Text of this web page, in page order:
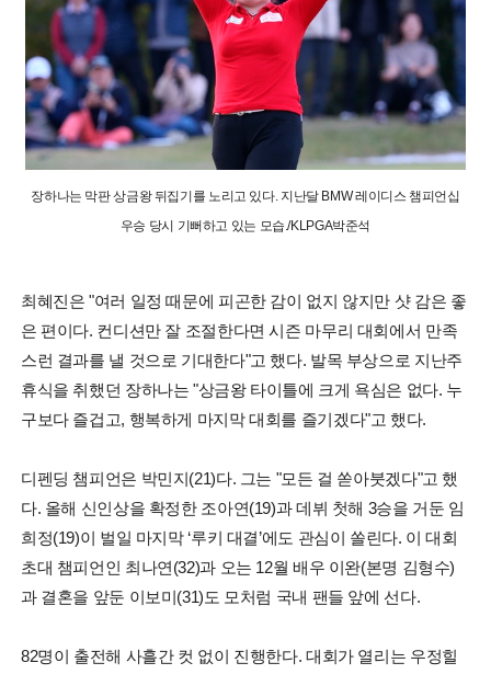
장하나는 막판 상금왕 뒤집기를 노리고 있다. 지난달 BMW 레이디스 챔피언십
우승 당시 기뻐하고 있는 모습./KLPGA박준석
최혜진은 "여러 일정 때문에 피곤한 감이 없지 않지만 샷 감은 좋
은 편이다. 컨디션만 잘 조절한다면 시즌 마무리 대회에서 만족
스런 결과를 낼 것으로 기대한다"고 했다. 발목 부상으로 지난주
휴식을 취했던 장하나는 "상금왕 타이틀에 크게 욕심은 없다. 누
구보다 즐겁고, 행복하게 마지막 대회를 즐기겠다"고 했다.
디펜딩 챔피언은 박민지(21)다. 그는 "모든 걸 쏟아붓겠다"고 했
다. 올해 신인상을 확정한 조아연(19)과 데뷔 첫해 3승을 거둔 임
희정(19)이 벌일 마지막 ‘루키 대결’에도 관심이 쏠린다. 이 대회
초대 챔피언인 최나연(32)과 오는 12월 배우 이완(본명 김형수)
과 결혼을 앞둔 이보미(31)도 모처럼 국내 팬들 앞에 선다.
82명이 출전해 사흘간 컷 없이 진행한다. 대회가 열리는 우정힐